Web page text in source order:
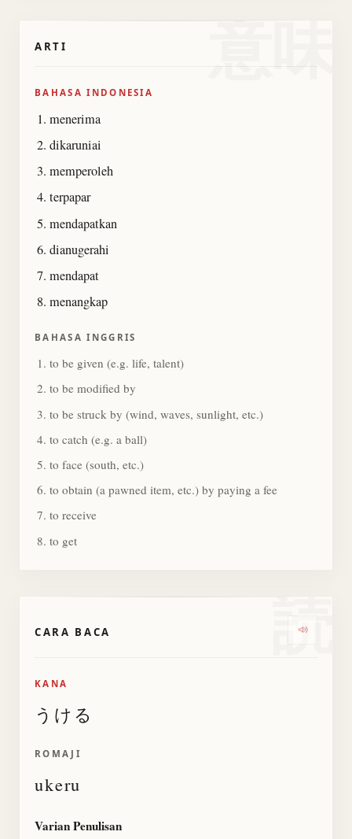
意味
ARTI
BAHASA INDONESIA
menerima
dikaruniai
memperoleh
terpapar
mendapatkan
dianugerahi
mendapat
menangkap
BAHASA INGGRIS
to be given (e.g. life, talent)
to be modified by
to be struck by (wind, waves, sunlight, etc.)
to catch (e.g. a ball)
to face (south, etc.)
to obtain (a pawned item, etc.) by paying a fee
to receive
to get
読
CARA BACA
KANA
うける
ROMAJI
ukeru
Varian Penulisan